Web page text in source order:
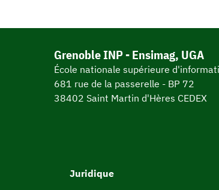
Grenoble INP - Ensimag, UGA
École nationale supérieure
681 rue de la passerelle - BP 72
38402 Saint Martin d'Hères CEDEX
Juridique